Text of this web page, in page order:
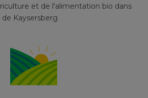
et de l'alimentation bio dans
de Kaysersberg